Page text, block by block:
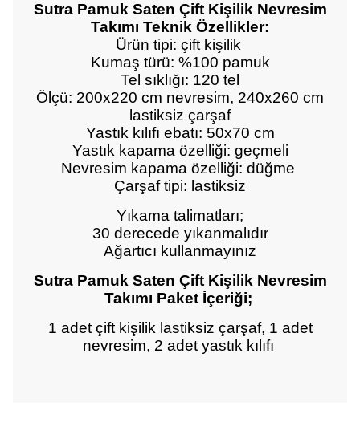
Sutra Pamuk Saten Çift Kişilik Nevresim
Takımı Teknik Özellikler:
Ürün tipi: çift kişilik
Kumaş türü: %100 pamuk
Tel sıklığı: 120 tel
Ölçü: 200x220 cm nevresim, 240x260 cm
lastiksiz çarşaf
Yastık kılıfı ebatı: 50x70 cm
Yastık kapama özelliği: geçmeli
Nevresim kapama özelliği: düğme
Çarşaf tipi: lastiksiz
Yıkama talimatları;
30 derecede yıkanmalıdır
Ağartıcı kullanmayınız
Sutra Pamuk Saten Çift Kişilik Nevresim
Takımı Paket İçeriği;
1 adet çift kişilik lastiksiz çarşaf, 1 adet
nevresim, 2 adet yastık kılıfı